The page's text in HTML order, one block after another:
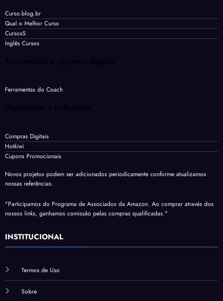
Curso.blog.br
Qual o Melhor Curso
CursosS
Inglês Cursos
Ferramentas e projetos digitais
Ferramentas do Coach
Plataformas e indicações
Compras Digitais
Hotkiwi
Cupons Promocionais
Novos projetos podem ser adicionados periodicamente conforme atualizamos
nossas referências.
"Participamos do Programa de Associados da Amazon. Ao comprar através dos
nossos links, ganhamos comissão pelas compras qualificadas."
INSTITUCIONAL
Termos de Uso
Sobre